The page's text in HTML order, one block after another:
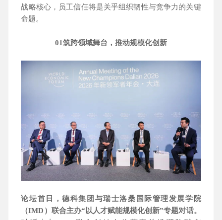
战略核心，员工信任将是关乎组织韧性与竞争力的关键
命题。
01筑跨领域舞台，推动规模化创新
论坛首日，德科集团与瑞士洛桑国际管理发展学院
（IMD）联合主办“以人才赋能规模化创新”专题对话。